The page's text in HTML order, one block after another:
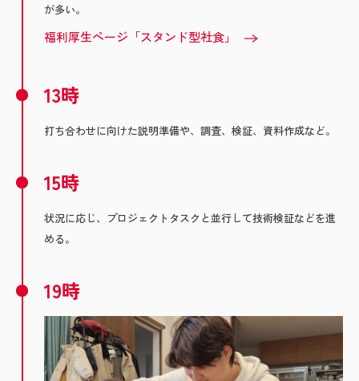
が多い。
福利厚生ページ「スタンド型社食」
13時
打ち合わせに向けた説明準備や、調査、検証、資料作成など。
15時
状況に応じ、プロジェクトタスクと並行して技術検証などを進
める。
19時